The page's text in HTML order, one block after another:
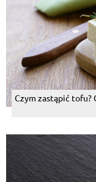
Czym zastąpić tofu?